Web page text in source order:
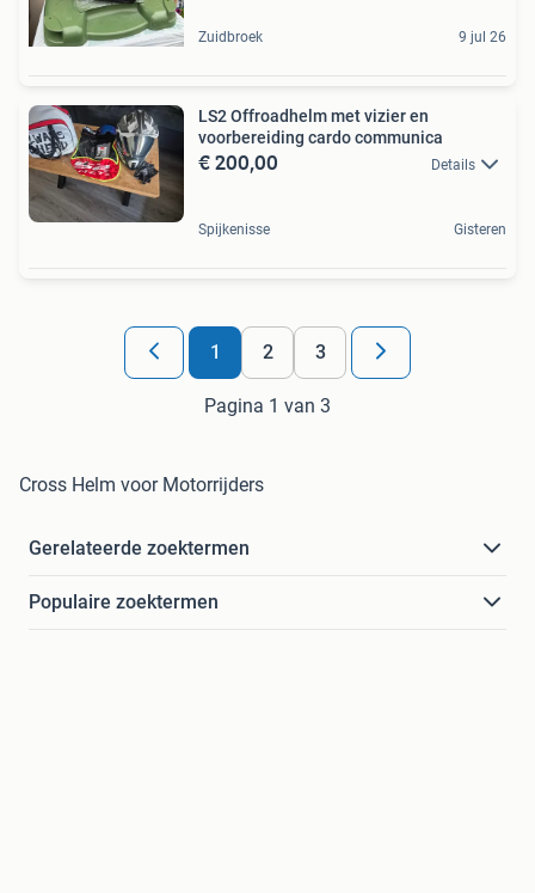
Zuidbroek 9 jul 26
LS2 Offroadhelm met vizier en
voorbereiding cardo communica
€ 200,00 Details
Spijkenisse Gisteren
1 2 3
Pagina 1 van 3
Cross Helm voor Motorrijders
Gerelateerde zoektermen
Populaire zoektermen